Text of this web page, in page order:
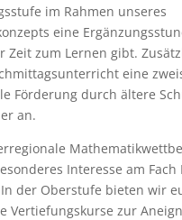
im Rahmen unseres
eine
Zeit zum Lernen gibt.
eine
Förderung durch ältere
an.
Interesse am
In der Oberstufe bieten wir
Vertiefungskurse zur